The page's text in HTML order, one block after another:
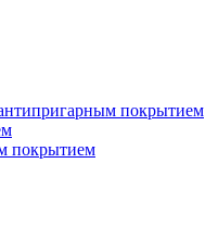
покрытием
покрытием